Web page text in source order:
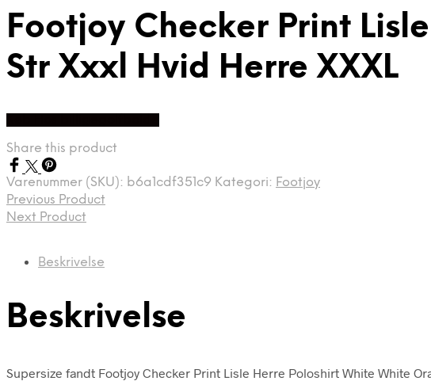
Footjoy Checker Print
Str Xxxl Hvid Herre XXXL
Share this product
Varenummer (SKU): b6a1cdf351c9 Kategori: Footjoy
Previous Product
Next Product
Beskrivelse
Beskrivelse
Supersize fandt Footjoy Checker Print Lisle Herre Poloshirt White White